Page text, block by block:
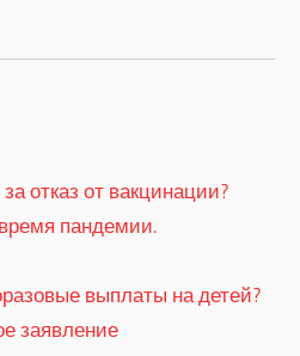
отказ от вакцинации?
пандемии.
выплаты на детей?
заявление